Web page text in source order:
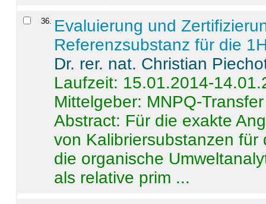
36. Evaluierung und
Referenzsubstanz für die
Dr. rer. nat. Christian
Laufzeit: 15.01.2014-
Mittelgeber: MNPQ-Transfer
Abstract: Für die exakte
von Kalibriersubstanzen
die organische
als relative prim ...